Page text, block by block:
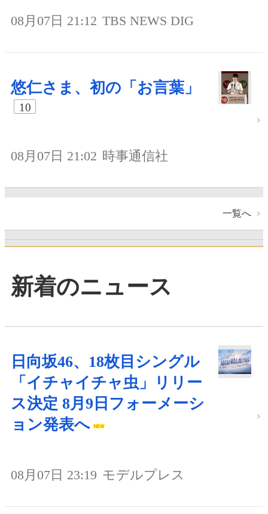
08月07日 21:12 TBS NEWS DIG
悠仁さま、初の「お言葉」
10
08月07日 21:02 時事通信社
一覧へ
新着のニュース
日向坂46、18枚目シングル
「イチャイチャ虫」リリー
ス決定 8月9日フォーメーシ
ョン発表へ
08月07日 23:19 モデルプレス